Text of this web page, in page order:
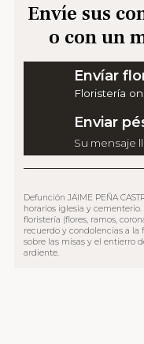
Envíe sus
o con un
Envíar
Floristería
Enviar
Su mensaje
Defunción JAIME PEÑA
horarios iglesia y
floristería (flores, ramos,
recuerdo y condolencias a la
sobre las misas y el entierro
ardiente.